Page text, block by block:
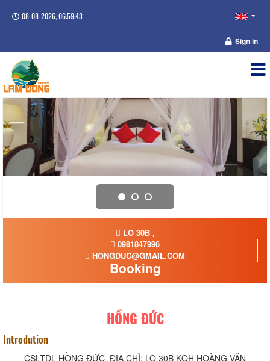
08-08-2026, 06:59:43
Sign in
LO 30B ,
0981847996
HONGDUC@GMAIL.COM
Booking
HỒNG ĐỨC
Introdution
CSLTDL HỒNG ĐỨC ĐỊA CHỈ: LÔ 30B KQH HOÀNG VĂN